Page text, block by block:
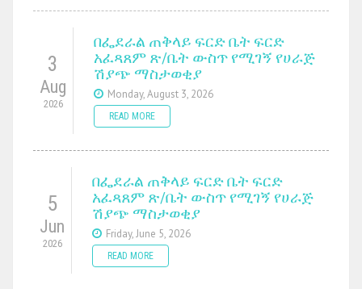
3
Aug
2026
በፌደራል ጠቅላይ ፍርድ ቤት ፍርድ
አፈጻጸም ጽ/ቤት ውስጥ የሚገኝ የሀራጅ
ሽያጭ ማስታወቂያ
Monday, August 3, 2026
READ MORE
5
Jun
2026
በፌደራል ጠቅላይ ፍርድ ቤት ፍርድ
አፈጻጸም ጽ/ቤት ውስጥ የሚገኝ የሀራጅ
ሽያጭ ማስታወቂያ
Friday, June 5, 2026
READ MORE